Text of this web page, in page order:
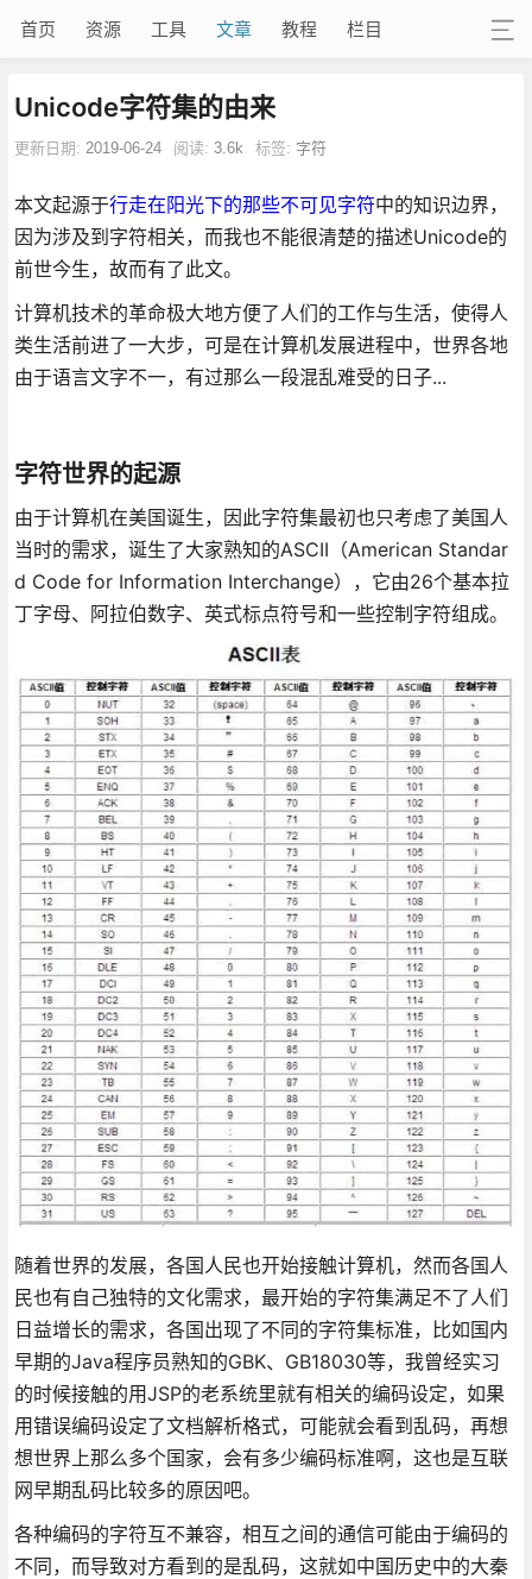
首页 资源 工具 文章 教程 栏目
Unicode字符集的由来
更新日期: 2019-06-24 阅读: 3.6k 标签: 字符
本文起源于行走在阳光下的那些不可见字符中的知识边界，
因为涉及到字符相关，而我也不能很清楚的描述Unicode的
前世今生，故而有了此文。
计算机技术的革命极大地方便了人们的工作与生活，使得人
类生活前进了一大步，可是在计算机发展进程中，世界各地
由于语言文字不一，有过那么一段混乱难受的日子...
字符世界的起源
由于计算机在美国诞生，因此字符集最初也只考虑了美国人
当时的需求，诞生了大家熟知的ASCII（American Standar
d Code for Information Interchange），它由26个基本拉
丁字母、阿拉伯数字、英式标点符号和一些控制字符组成。
随着世界的发展，各国人民也开始接触计算机，然而各国人
民也有自己独特的文化需求，最开始的字符集满足不了人们
日益增长的需求，各国出现了不同的字符集标准，比如国内
早期的Java程序员熟知的GBK、GB18030等，我曾经实习
的时候接触的用JSP的老系统里就有相关的编码设定，如果
用错误编码设定了文档解析格式，可能就会看到乱码，再想
想世界上那么多个国家，会有多少编码标准啊，这也是互联
网早期乱码比较多的原因吧。
各种编码的字符互不兼容，相互之间的通信可能由于编码的
不同，而导致对方看到的是乱码，这就如中国历史中的大秦